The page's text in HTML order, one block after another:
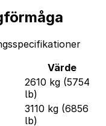
Värde
2610 kg (5754
lb)
3110 kg (6856
lb)